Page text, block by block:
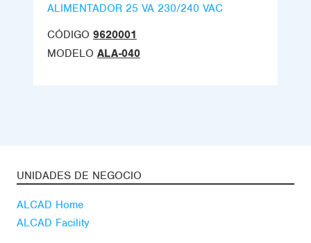
ALIMENTADOR 25 VA 230/240 VAC
CÓDIGO 9620001
MODELO ALA-040
UNIDADES DE NEGOCIO
ALCAD Home
ALCAD Facility